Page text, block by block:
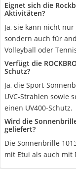
Eignet sich die
Aktivitäten?
Ja, sie kann nicht
sondern auch für
Volleyball oder
Verfügt die
Schutz?
Ja, die Sport-
UVC-Strahlen sowie
einen UV400-Schutz.
Wird die
geliefert?
Die Sonnenbrille
mit Etui als auch mit